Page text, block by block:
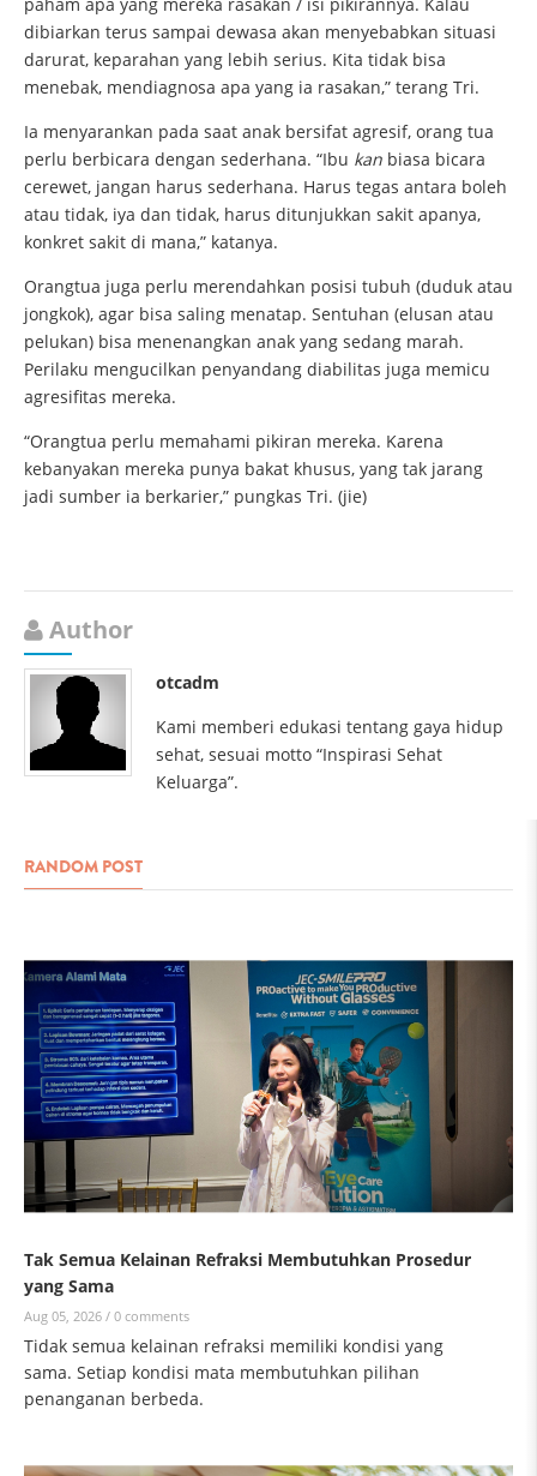
dibiarkan terus sampai dewasa akan menyebabkan situasi
darurat, keparahan yang lebih serius. Kita tidak bisa
menebak, mendiagnosa apa yang ia rasakan,” terang Tri.
Ia menyarankan pada saat anak bersifat agresif, orang tua
perlu berbicara dengan sederhana. “Ibu kan biasa bicara
cerewet, jangan harus sederhana. Harus tegas antara boleh
atau tidak, iya dan tidak, harus ditunjukkan sakit apanya,
konkret sakit di mana,” katanya.
Orangtua juga perlu merendahkan posisi tubuh (duduk atau
jongkok), agar bisa saling menatap. Sentuhan (elusan atau
pelukan) bisa menenangkan anak yang sedang marah.
Perilaku mengucilkan penyandang diabilitas juga memicu
agresifitas mereka.
“Orangtua perlu memahami pikiran mereka. Karena
kebanyakan mereka punya bakat khusus, yang tak jarang
jadi sumber ia berkarier,” pungkas Tri. (jie)
Author
otcadm
Kami memberi edukasi tentang gaya hidup
sehat, sesuai motto “Inspirasi Sehat
Keluarga”.
RANDOM POST
Tak Semua Kelainan Refraksi Membutuhkan Prosedur
yang Sama
Aug 05, 2026 / 0 comments
Tidak semua kelainan refraksi memiliki kondisi yang
sama. Setiap kondisi mata membutuhkan pilihan
penanganan berbeda.